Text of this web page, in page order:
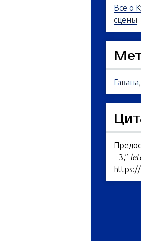
Все о
сцены
Гавана,
- 3,”